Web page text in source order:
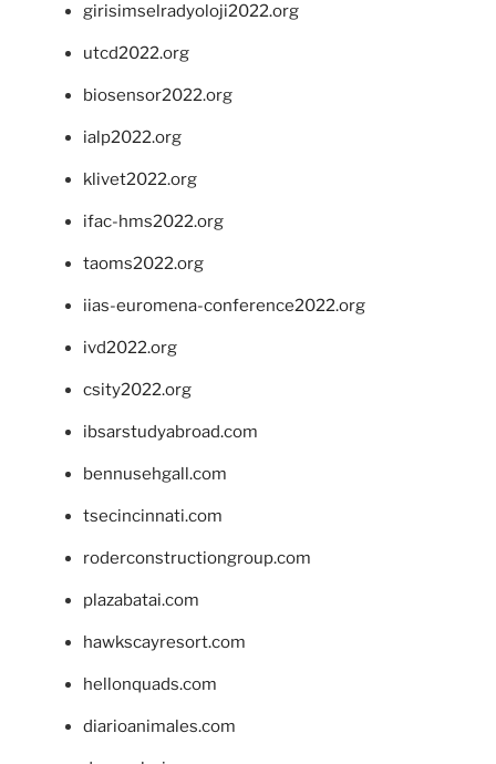
girisimselradyoloji2022.org
utcd2022.org
biosensor2022.org
ialp2022.org
klivet2022.org
ifac-hms2022.org
taoms2022.org
iias-euromena-conference2022.org
ivd2022.org
csity2022.org
ibsarstudyabroad.com
bennusehgall.com
tsecincinnati.com
roderconstructiongroup.com
plazabatai.com
hawkscayresort.com
hellonquads.com
diarioanimales.com